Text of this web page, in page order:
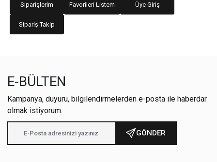
Siparişlerim Favorileri Listem Üye Giriş
Sipariş Takip
E-BÜLTEN
Kampanya, duyuru, bilgilendirmelerden e-posta ile haberdar
olmak istiyorum.
GÖNDER